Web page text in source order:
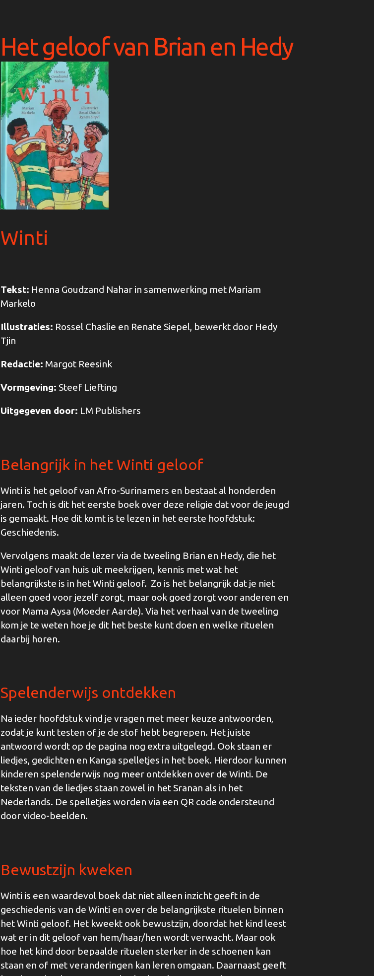
Het geloof van Brian en Hedy
Winti
Tekst: Henna Goudzand Nahar in samenwerking met Mariam
Markelo
Illustraties: Rossel Chaslie en Renate Siepel, bewerkt door Hedy
Tjin
Redactie: Margot Reesink
Vormgeving: Steef Liefting
Uitgegeven door: LM Publishers
Belangrijk in het Winti geloof
Winti is het geloof van Afro-Surinamers en bestaat al honderden
jaren. Toch is dit het eerste boek over deze religie dat voor de jeugd
is gemaakt. Hoe dit komt is te lezen in het eerste hoofdstuk:
Geschiedenis.
Vervolgens maakt de lezer via de tweeling Brian en Hedy, die het
Winti geloof van huis uit meekrijgen, kennis met wat het
belangrijkste is in het Winti geloof. Zo is het belangrijk dat je niet
alleen goed voor jezelf zorgt, maar ook goed zorgt voor anderen en
voor Mama Aysa (Moeder Aarde). Via het verhaal van de tweeling
kom je te weten hoe je dit het beste kunt doen en welke rituelen
daarbij horen.
Spelenderwijs ontdekken
Na ieder hoofdstuk vind je vragen met meer keuze antwoorden,
zodat je kunt testen of je de stof hebt begrepen. Het juiste
antwoord wordt op de pagina nog extra uitgelegd. Ook staan er
liedjes, gedichten en Kanga spelletjes in het boek. Hierdoor kunnen
kinderen spelenderwijs nog meer ontdekken over de Winti. De
teksten van de liedjes staan zowel in het Sranan als in het
Nederlands. De spelletjes worden via een QR code ondersteund
door video-beelden.
Bewustzijn kweken
Winti is een waardevol boek dat niet alleen inzicht geeft in de
geschiedenis van de Winti en over de belangrijkste rituelen binnen
het Winti geloof. Het kweekt ook bewustzijn, doordat het kind leest
wat er in dit geloof van hem/haar/hen wordt verwacht. Maar ook
hoe het kind door bepaalde rituelen sterker in de schoenen kan
staan en of met veranderingen kan leren omgaan. Daarnaast geeft